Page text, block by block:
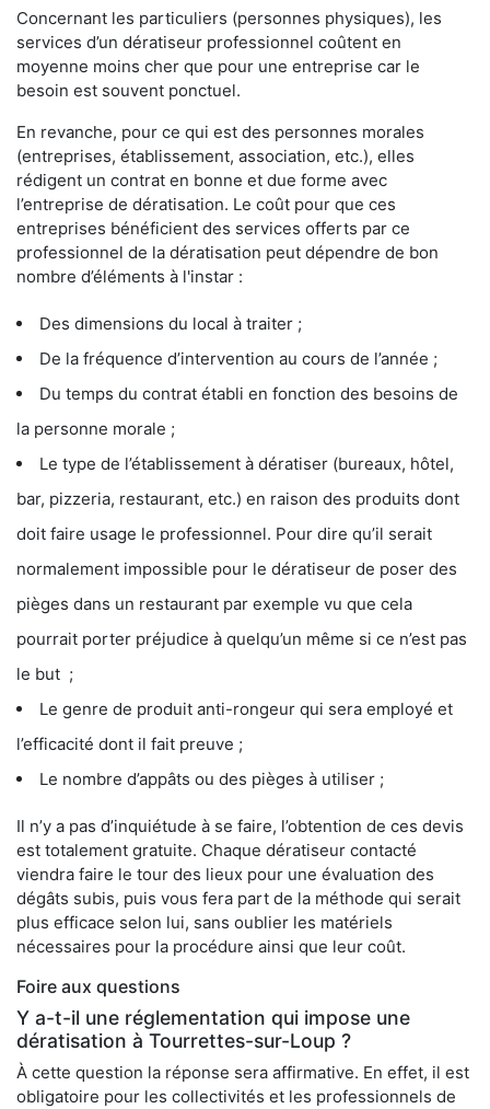
Concernant les particuliers (personnes physiques), les
services d’un dératiseur professionnel coûtent en
moyenne moins cher que pour une entreprise car le
besoin est souvent ponctuel.
En revanche, pour ce qui est des personnes morales
(entreprises, établissement, association, etc.), elles
rédigent un contrat en bonne et due forme avec
l’entreprise de dératisation. Le coût pour que ces
entreprises bénéficient des services offerts par ce
professionnel de la dératisation peut dépendre de bon
nombre d’éléments à l'instar :
Des dimensions du local à traiter ;
De la fréquence d’intervention au cours de l’année ;
Du temps du contrat établi en fonction des besoins de
la personne morale ;
Le type de l’établissement à dératiser (bureaux, hôtel,
bar, pizzeria, restaurant, etc.) en raison des produits dont
doit faire usage le professionnel. Pour dire qu’il serait
normalement impossible pour le dératiseur de poser des
pièges dans un restaurant par exemple vu que cela
pourrait porter préjudice à quelqu’un même si ce n’est pas
le but ;
Le genre de produit anti-rongeur qui sera employé et
l’efficacité dont il fait preuve ;
Le nombre d’appâts ou des pièges à utiliser ;
Il n’y a pas d’inquiétude à se faire, l’obtention de ces devis
est totalement gratuite. Chaque dératiseur contacté
viendra faire le tour des lieux pour une évaluation des
dégâts subis, puis vous fera part de la méthode qui serait
plus efficace selon lui, sans oublier les matériels
nécessaires pour la procédure ainsi que leur coût.
Foire aux questions
Y a-t-il une réglementation qui impose une
dératisation à Tourrettes-sur-Loup ?
À cette question la réponse sera affirmative. En effet, il est
obligatoire pour les collectivités et les professionnels de